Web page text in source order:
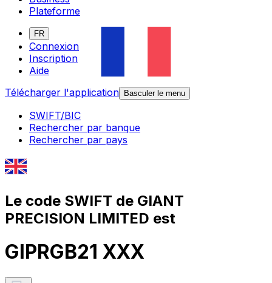
Plateforme
FR
Connexion
Inscription
Aide
Télécharger l'application
Basculer le menu
SWIFT/BIC
Rechercher par banque
Rechercher par pays
Le code SWIFT de GIANT
PRECISION LIMITED est
GIPRGB21 XXX